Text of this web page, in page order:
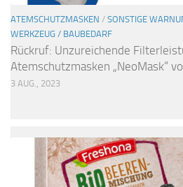
ATEMSCHUTZMASKEN / SONSTIGE
WERKZEUG / BAUBEDARF
Rückruf: Unzureichende
Atemschutzmasken „NeoMask“
3 AUG., 2023